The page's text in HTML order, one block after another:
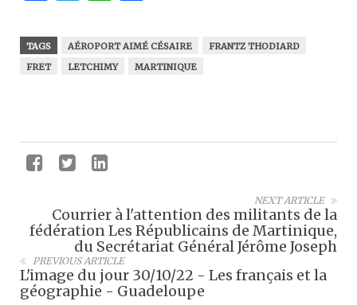
TAGS AÉROPORT AIMÉ CÉSAIRE
FRANTZ THODIARD
FRET
LETCHIMY MARTINIQUE
NEXT ARTICLE
Courrier à l'attention des militants de la
fédération Les Républicains de Martinique,
du Secrétariat Général Jérôme Joseph
PREVIOUS ARTICLE
L'image du jour 30/10/22 - Les français et la
géographie - Guadeloupe